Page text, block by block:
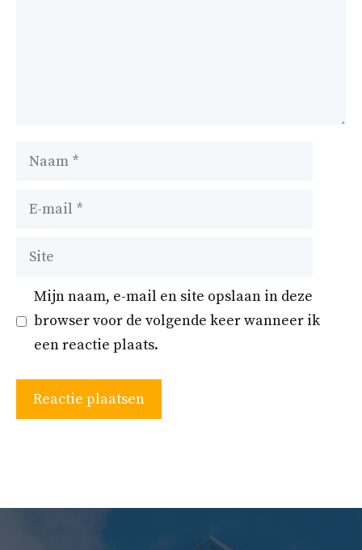
Naam
Site
Mijn naam, e-mail en site opslaan in deze
browser voor de volgende keer wanneer ik
een reactie plaats.